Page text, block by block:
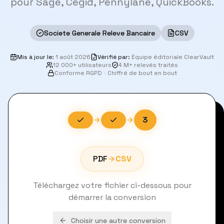
Societe Generale Releve Bancaire CSV
Mis à jour le: 1 août 2026 Vérifié par: Équipe éditoriale ClearVault
12 000+ utilisateurs
4 M+ relevés traités
Conforme RGPD · Chiffré de bout en bout
3
PDF CSV
Téléchargez votre fichier ci-dessous pour
démarrer la conversion
Choisir une autre conversion